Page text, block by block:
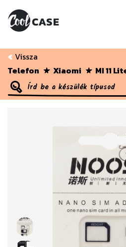
Vissza
Telefon
Xiaomi MI 11